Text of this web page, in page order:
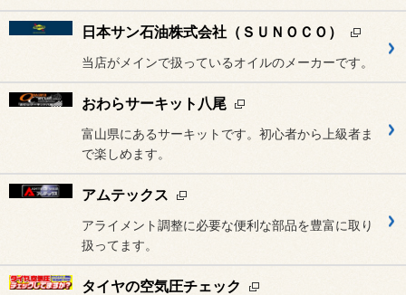
日本サン石油株式会社（ＳＵＮＯＣＯ）
当店がメインで扱っているオイルのメーカーです。
おわらサーキット八尾
富山県にあるサーキットです。初心者から上級者ま
で楽しめます。
アムテックス
アライメント調整に必要な便利な部品を豊富に取り
扱ってます。
タイヤの空気圧チェック